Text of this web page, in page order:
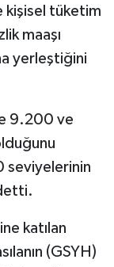
kişisel tüketim
maaşı
yerleştiğini
9.200 ve
seviyelerinin
katılan
(GSYH)